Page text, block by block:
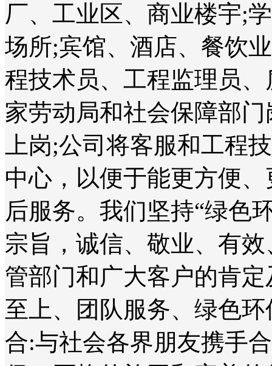
厂、工业区、商业楼宇;
场所;宾馆、酒店、餐饮
程技术员、工程监理员
家劳动局和社会保障部
上岗;公司将客服和工程
中心，以便于能更方便
后服务。我们坚持“绿色
宗旨，诚信、敬业、有
管部门和广大客户的肯
至上、团队服务、绿色
合:与社会各界朋友携手